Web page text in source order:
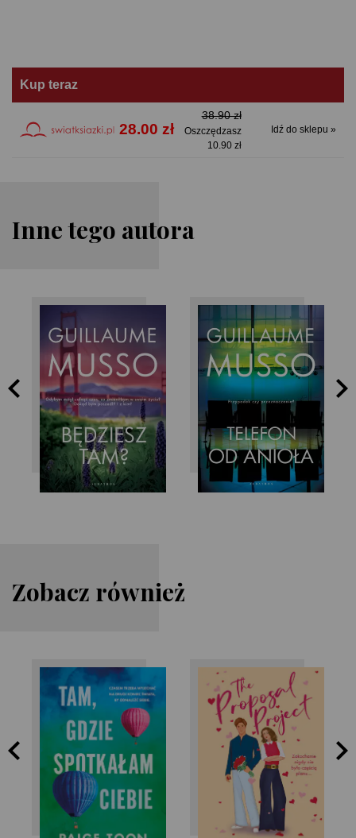
Kup teraz
28.00 zł
38.90 zł
Oszczędzasz
10.90 zł
Idź do sklepu »
Inne tego autora
Guillaume Musso Guillaume Musso
Zobacz również
Paige Toon Donna Marchetti